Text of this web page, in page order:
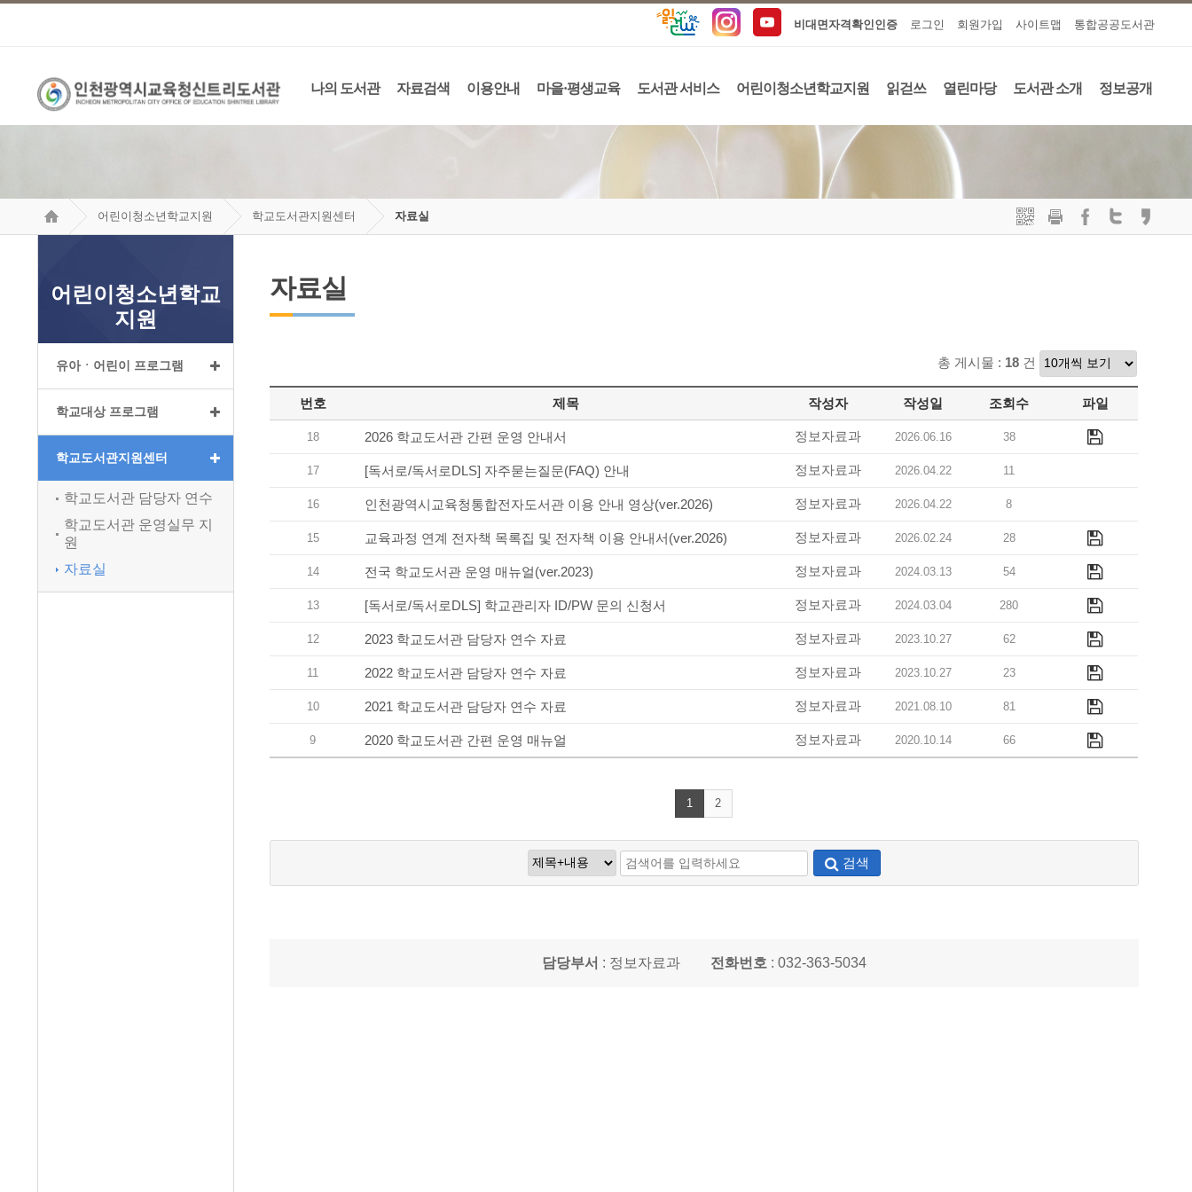
비대면자격확인인증 로그인 회원가입 사이트맵 통합공공도서관
나의 도서관 자료검색 이용안내 마을·평생교육 도서관 서비스 어린이청소년학교지원 읽걷쓰 열린마당 도서관 소개 정보공개
어린이청소년학교지원 학교도서관지원센터 자료실
어린이청소년학교
지원
유아ㆍ어린이 프로그램
학교대상 프로그램
학교도서관지원센터
학교도서관 담당자 연수
학교도서관 운영실무 지
원
자료실
자료실
총 게시물 : 18 건
번호 제목 작성자 작성일 조회수 파일
18 2026 학교도서관 간편 운영 안내서 정보자료과 2026.06.16 38
17 [독서로/독서로DLS] 자주묻는질문(FAQ) 안내 정보자료과 2026.04.22 11
16 인천광역시교육청통합전자도서관 이용 안내 영상(ver.2026) 정보자료과 2026.04.22 8
15 교육과정 연계 전자책 목록집 및 전자책 이용 안내서(ver.2026) 정보자료과 2026.02.24 28
14 전국 학교도서관 운영 매뉴얼(ver.2023) 정보자료과 2024.03.13 54
13 [독서로/독서로DLS] 학교관리자 ID/PW 문의 신청서 정보자료과 2024.03.04 280
12 2023 학교도서관 담당자 연수 자료 정보자료과 2023.10.27 62
11 2022 학교도서관 담당자 연수 자료 정보자료과 2023.10.27 23
10 2021 학교도서관 담당자 연수 자료 정보자료과 2021.08.10 81
9 2020 학교도서관 간편 운영 매뉴얼 정보자료과 2020.10.14 66
1 2
검색
담당부서 : 정보자료과 전화번호 : 032-363-5034